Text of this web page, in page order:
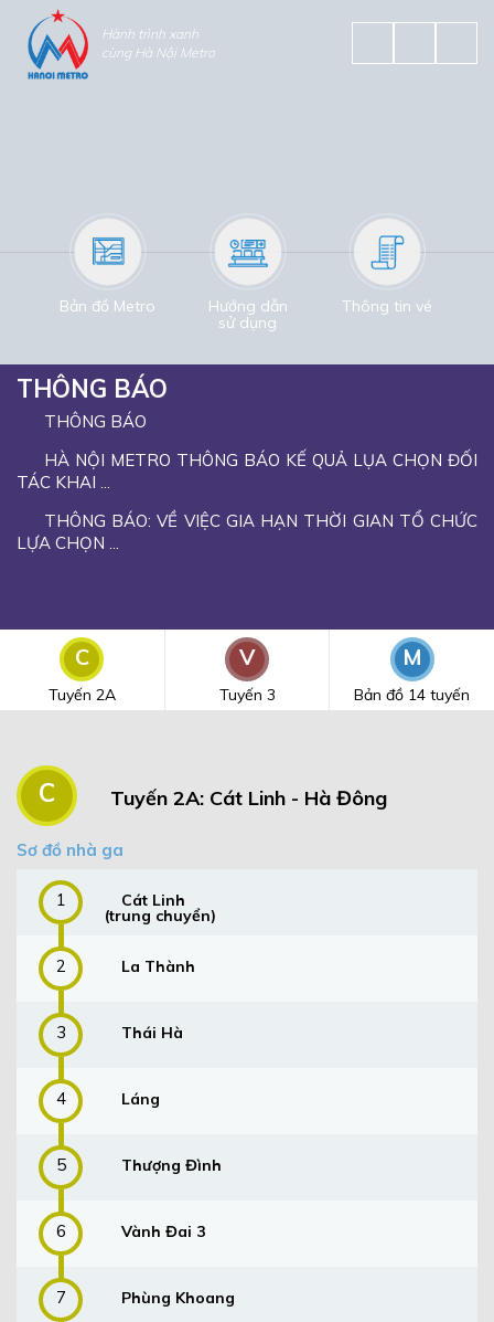
Hành trình xanh
cùng Hà Nội Metro
Bản đồ Metro
Hướng dẫn
sử dụng
Thông tin vé
THÔNG BÁO
THÔNG BÁO
HÀ NỘI METRO THÔNG BÁO KẾ QUẢ LỤA CHỌN ĐỐI
TÁC KHAI ...
THÔNG BÁO: VỀ VIỆC GIA HẠN THỜI GIAN TỔ CHỨC
LỰA CHỌN ...
C
Tuyến 2A
V
Tuyến 3
M
Bản đồ 14 tuyến
C Tuyến 2A: Cát Linh - Hà Đông
Sơ đồ nhà ga
1 Cát Linh
(trung chuyển)
2 La Thành
3 Thái Hà
4 Láng
5 Thượng Đình
6 Vành Đai 3
7 Phùng Khoang